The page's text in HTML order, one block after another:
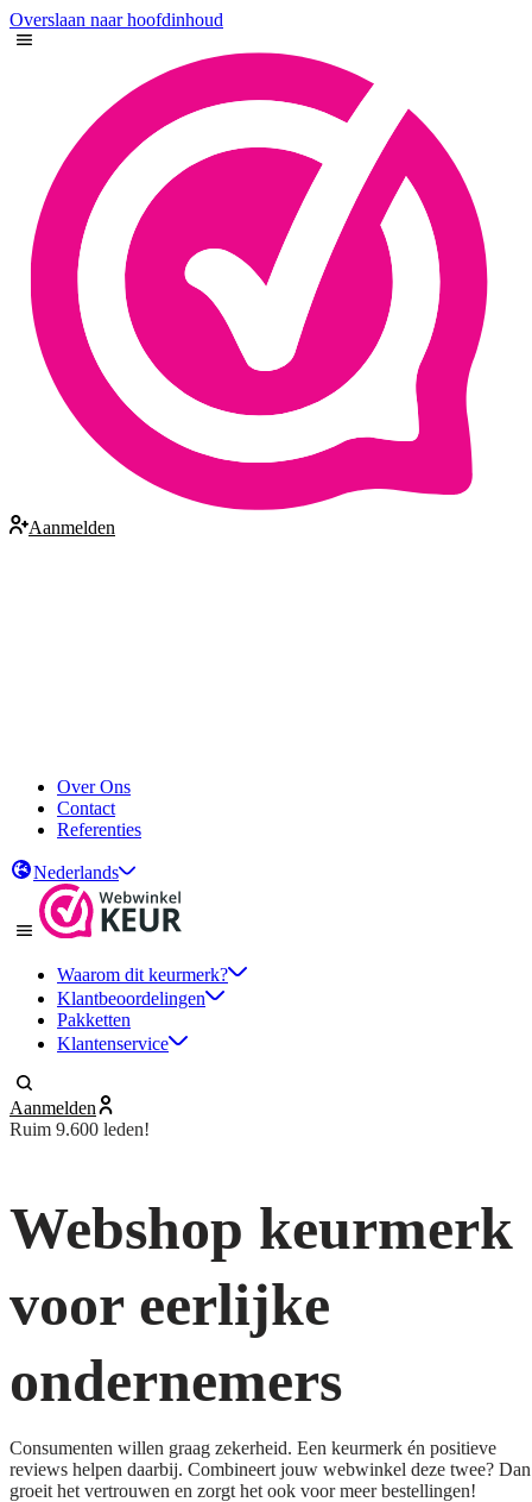
Overslaan naar hoofdinhoud
Aanmelden
Over Ons
Contact
Referenties
Nederlands
Waarom dit keurmerk?
Klantbeoordelingen
Pakketten
Klantenservice
Aanmelden
Ruim 9.600 leden!
Webshop keurmerk
voor eerlijke
ondernemers
Consumenten willen graag zekerheid. Een keurmerk én positieve
reviews helpen daarbij. Combineert jouw webwinkel deze twee? Dan
groeit het vertrouwen en zorgt het ook voor meer bestellingen!